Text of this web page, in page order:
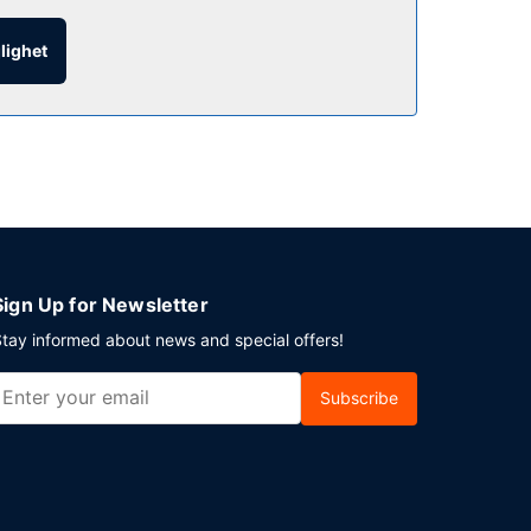
Up for Newsletter
informed about news and special offers!
Subscribe